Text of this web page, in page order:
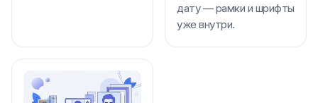
дату — рамки и шрифты
уже внутри.